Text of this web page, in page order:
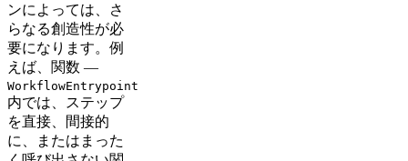
ンによっては、さ
らなる創造性が必
要になります。例
えば、関数 —
WorkflowEntrypoint
内では、ステップ
を直接、間接的
に、またはまった